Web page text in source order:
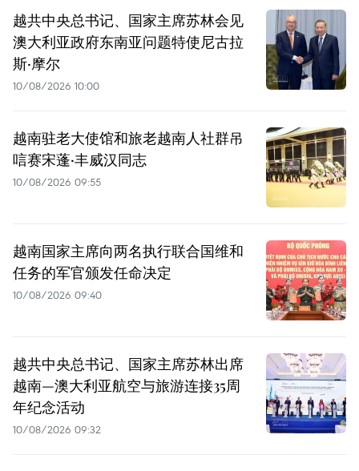
越共中央总书记、国家主席苏林会见
澳大利亚政府东南亚问题特使尼古拉
斯·摩尔
10/08/2026 10:00
越南驻老大使馆和旅老越南人社群吊
唁赛宋蓬·丰威汉同志
10/08/2026 09:55
越南国家主席向两名执行联合国维和
任务的军官颁发任命决定
10/08/2026 09:40
越共中央总书记、国家主席苏林出席
越南—澳大利亚航空与旅游连接35周
年纪念活动
10/08/2026 09:32